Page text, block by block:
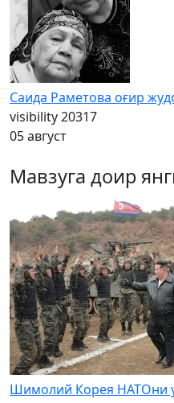
Саида Раметова оғир
visibility20317
05 август
Мавзуга доир
Шимолий Корея НАТОни